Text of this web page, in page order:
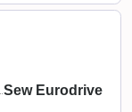
Sew Eurodrive